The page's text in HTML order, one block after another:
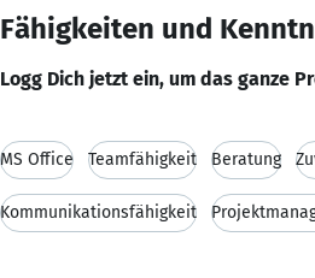
Fähigkeiten und
Logg Dich jetzt ein, um das ganze
MS Office Teamfähigkeit Beratung
Kommunikationsfähigkeit